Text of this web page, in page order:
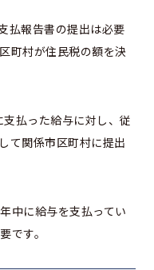
払報告書の提出は必要
町村が住民税の額を決
払った給与に対し、従
て関係市区町村に提出
中に給与を支払ってい
です。